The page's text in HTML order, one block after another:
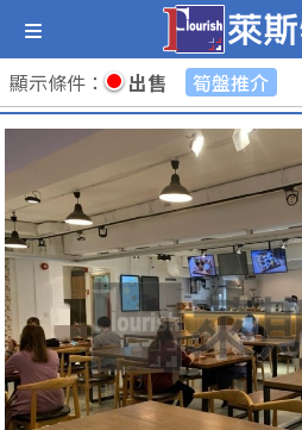
顯示條件 ： 出售 筍盤推介